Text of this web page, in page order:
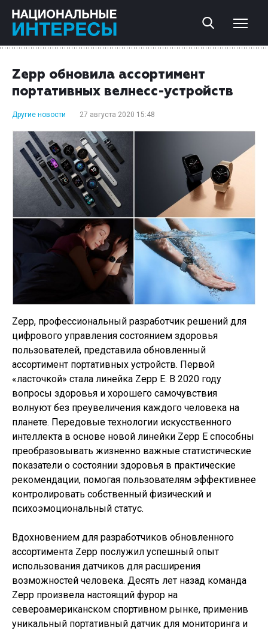
Zepp обновила ассортимент
портативных велнесс-устройств
Другие новости 27 августа 2020 15:48
Zepp, профессиональный разработчик решений для
цифрового управления состоянием здоровья
пользователей, представила обновленный
ассортимент портативных устройств. Первой
«ласточкой» стала линейка Zepp E. В 2020 году
вопросы здоровья и хорошего самочувствия
волнуют без преувеличения каждого человека на
планете. Передовые технологии искусственного
интеллекта в основе новой линейки Zepp E способны
преобразовывать жизненно важные статистические
показатели о состоянии здоровья в практические
рекомендации, помогая пользователям эффективнее
контролировать собственный физический и
психоэмоциональный статус.
Вдохновением для разработчиков обновленного
ассортимента Zepp послужил успешный опыт
использования датчиков для расширения
возможностей человека. Десять лет назад команда
Zepp произвела настоящий фурор на
североамериканском спортивном рынке, применив
уникальный портативный датчик для мониторинга и